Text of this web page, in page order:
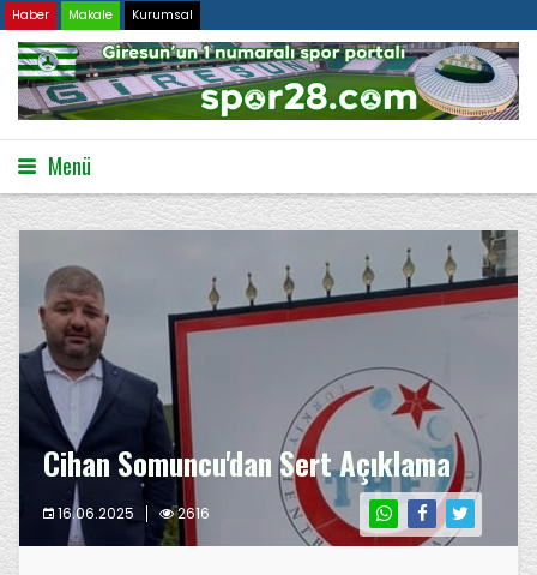
Haber Makale Kurumsal
Menü
Cihan Somuncu'dan Sert Açıklama
16.06.2025 2616